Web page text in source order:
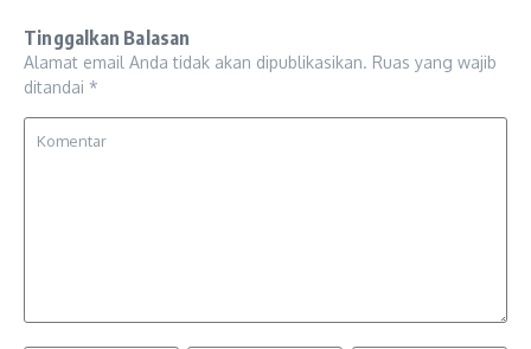
Tinggalkan Balasan
Alamat email Anda tidak akan dipublikasikan. Ruas yang wajib
ditandai *